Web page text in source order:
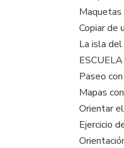
Maquetas
Copiar de
La isla
Paseo
Mapas
Orientar
Ejercicio